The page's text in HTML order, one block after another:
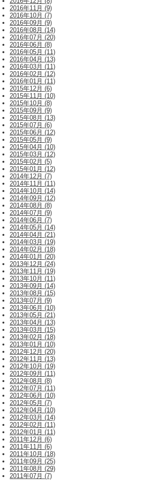
2016年11月 (9)
2016年10月 (7)
2016年09月 (9)
2016年08月 (14)
2016年07月 (20)
2016年06月 (8)
2016年05月 (11)
2016年04月 (13)
2016年03月 (11)
2016年02月 (12)
2016年01月 (11)
2015年12月 (6)
2015年11月 (10)
2015年10月 (8)
2015年09月 (9)
2015年08月 (13)
2015年07月 (6)
2015年06月 (12)
2015年05月 (9)
2015年04月 (10)
2015年03月 (12)
2015年02月 (5)
2015年01月 (12)
2014年12月 (7)
2014年11月 (11)
2014年10月 (14)
2014年09月 (12)
2014年08月 (8)
2014年07月 (9)
2014年06月 (7)
2014年05月 (14)
2014年04月 (21)
2014年03月 (19)
2014年02月 (18)
2014年01月 (20)
2013年12月 (24)
2013年11月 (19)
2013年10月 (11)
2013年09月 (14)
2013年08月 (15)
2013年07月 (9)
2013年06月 (10)
2013年05月 (21)
2013年04月 (13)
2013年03月 (15)
2013年02月 (18)
2013年01月 (10)
2012年12月 (20)
2012年11月 (13)
2012年10月 (19)
2012年09月 (11)
2012年08月 (8)
2012年07月 (11)
2012年06月 (10)
2012年05月 (7)
2012年04月 (10)
2012年03月 (14)
2012年02月 (11)
2012年01月 (11)
2011年12月 (6)
2011年11月 (6)
2011年10月 (18)
2011年09月 (25)
2011年08月 (29)
2011年07月 (7)